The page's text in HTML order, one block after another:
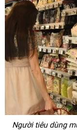
Người tiêu dùng